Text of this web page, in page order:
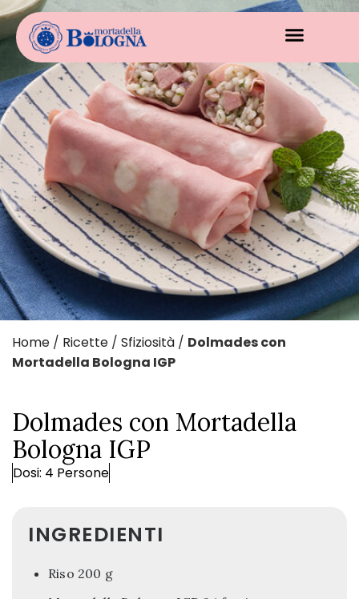
Home / Ricette / Sfiziosità / Dolmades con
Mortadella Bologna IGP
Dolmades con Mortadella
Bologna IGP
Dosi: 4 Persone
INGREDIENTI
Riso 200 g